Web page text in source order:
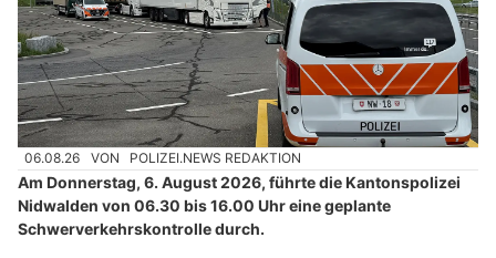
06.08.26 VON POLIZEI.NEWS REDAKTION
Am Donnerstag, 6. August 2026, führte die Kantonspolizei
Nidwalden von 06.30 bis 16.00 Uhr eine geplante
Schwerverkehrskontrolle durch.